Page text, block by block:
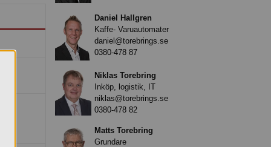
Daniel Hallgren
Kaffe- Varuautomater
daniel@torebrings.se
0380-478 87
Niklas Torebring
Inköp, logistik, IT
niklas@torebrings.se
0380-478 82
Matts Torebring
Grundare